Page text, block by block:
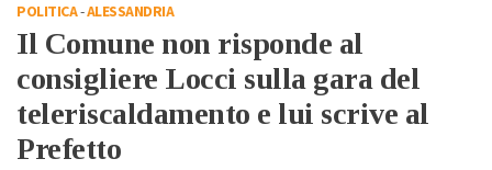
POLITICA-ALESSANDRIA
Il Comune non risponde al
consigliere Locci sulla gara del
teleriscaldamento e lui scrive al
Prefetto